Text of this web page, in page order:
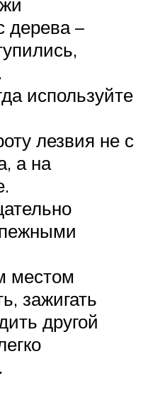
дерева –
используйте
лезвия не с
а на
местом
зажигать
другой